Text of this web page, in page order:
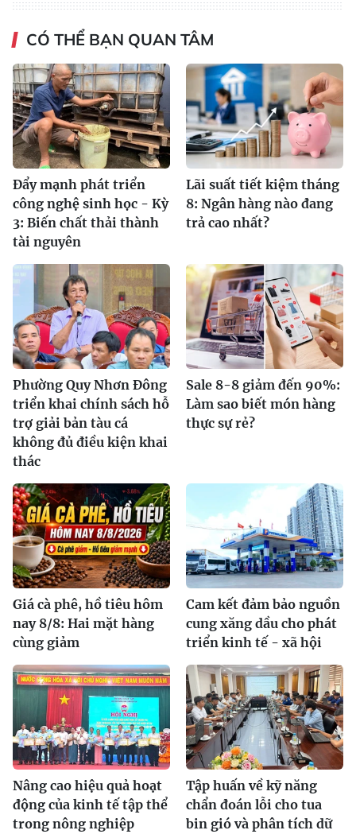
CÓ THỂ BẠN QUAN TÂM
Đẩy mạnh phát triển
công nghệ sinh học - Kỳ
3: Biến chất thải thành
tài nguyên
Lãi suất tiết kiệm tháng
8: Ngân hàng nào đang
trả cao nhất?
Phường Quy Nhơn Đông
triển khai chính sách hỗ
trợ giải bản tàu cá
không đủ điều kiện khai
thác
Sale 8-8 giảm đến 90%:
Làm sao biết món hàng
thực sự rẻ?
Giá cà phê, hồ tiêu hôm
nay 8/8: Hai mặt hàng
cùng giảm
Cam kết đảm bảo nguồn
cung xăng dầu cho phát
triển kinh tế - xã hội
Nâng cao hiệu quả hoạt
động của kinh tế tập thể
trong nông nghiệp
Tập huấn về kỹ năng
chẩn đoán lỗi cho tua
bin gió và phân tích dữ